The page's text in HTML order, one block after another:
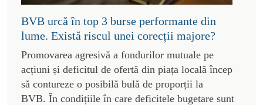
BVB urcă în top 3 burse performante din
lume. Există riscul unei corecții majore?
Promovarea agresivă a fondurilor mutuale pe
acțiuni și deficitul de ofertă din piața locală încep
să contureze o posibilă bulă de proporții la
BVB. În condițiile în care deficitele bugetare sunt